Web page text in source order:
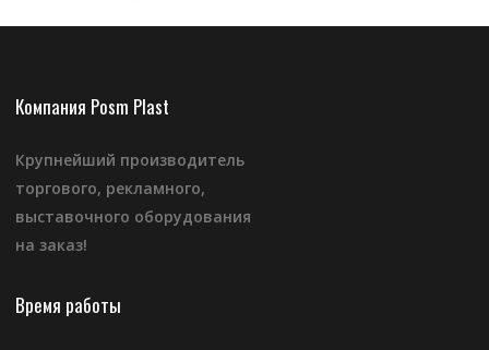
Компания Posm Plast
Крупнейший производитель
торгового, рекламного,
выставочного оборудования
на заказ!
Время работы